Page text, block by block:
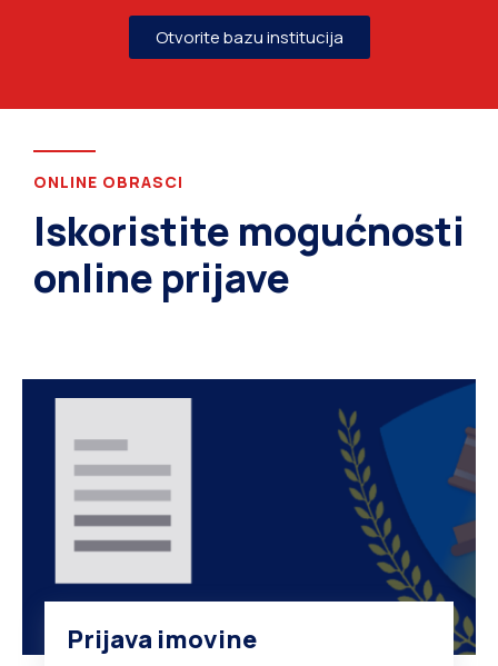
Otvorite bazu institucija
ONLINE OBRASCI
Iskoristite mogućnosti
online prijave
Prijava imovine